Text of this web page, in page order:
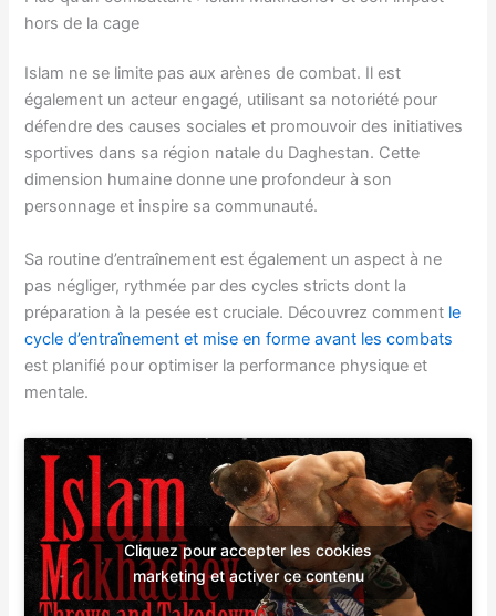
hors de la cage
Islam ne se limite pas aux arènes de combat. Il est
également un acteur engagé, utilisant sa notoriété pour
défendre des causes sociales et promouvoir des initiatives
sportives dans sa région natale du Daghestan. Cette
dimension humaine donne une profondeur à son
personnage et inspire sa communauté.
Sa routine d’entraînement est également un aspect à ne
pas négliger, rythmée par des cycles stricts dont la
préparation à la pesée est cruciale. Découvrez comment le
cycle d’entraînement et mise en forme avant les combats
est planifié pour optimiser la performance physique et
mentale.
Cliquez pour accepter les cookies
marketing et activer ce contenu